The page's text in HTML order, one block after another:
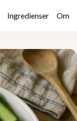
Ingredienser Om